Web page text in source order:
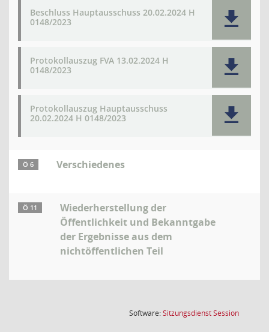
Beschluss Hauptausschuss 20.02.2024 H
0148/2023
Protokollauszug FVA 13.02.2024 H
0148/2023
Protokollauszug Hauptausschuss
20.02.2024 H 0148/2023
Ö 6 Verschiedenes
Ö 11
Wiederherstellung der
Öffentlichkeit und Bekanntgabe
der Ergebnisse aus dem
nichtöffentlichen Teil
Software:SitzungsdienstSession(Wird in